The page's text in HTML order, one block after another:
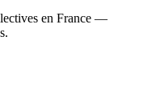
en France —